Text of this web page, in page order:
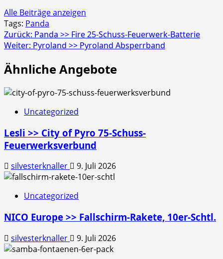
Alle Beiträge anzeigen
Tags: Panda
Beitragsnavigation
Zurück: Panda >> Fire 25-Schuss-Feuerwerk-Batterie
Weiter: Pyroland >> Pyroland Absperrband
Ähnliche Angebote
Uncategorized
Lesli >> City of Pyro 75-Schuss-
Feuerwerksverbund
silvesterknaller 9. Juli 2026
Uncategorized
NICO Europe >> Fallschirm-Rakete, 10er-Schtl.
silvesterknaller 9. Juli 2026